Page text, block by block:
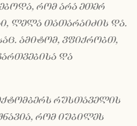
რომ არა ეთერ
ლელა თათარაიძის და.
ამიტომ, ვფიქრობთ,
და
რუსთაველის
რომ იუბილეს